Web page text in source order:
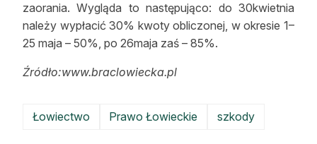
zaorania. Wygląda to następująco: do 30kwietnia
należy wypłacić 30% kwoty obliczonej, w okresie 1–
25 maja – 50%, po 26maja zaś – 85%.
Źródło:www.braclowiecka.pl
Łowiectwo Prawo Łowieckie szkody